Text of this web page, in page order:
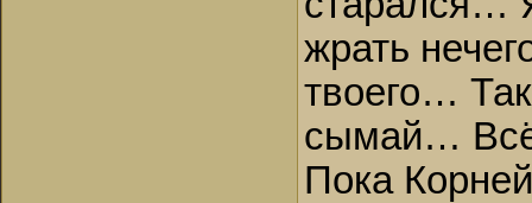
жрать
твоего…
сымай…
Пока